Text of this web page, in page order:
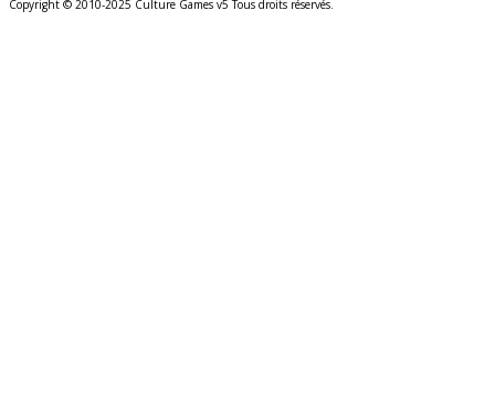
Copyright © 2010-2025 Culture Games v5 Tous droits réservés.